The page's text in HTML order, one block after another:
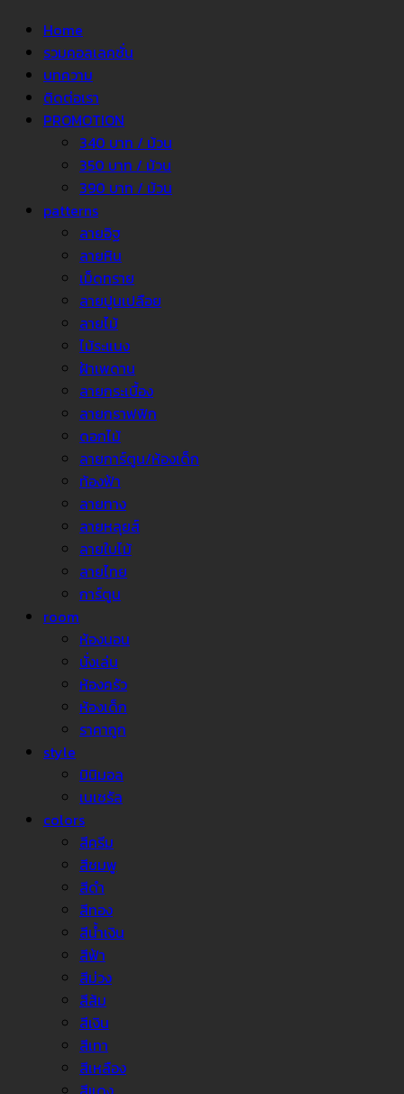
Home
รวมคอลเลคชั่น
บทความ
ติดต่อเรา
PROMOTION
340 บาท / ม้วน
350 บาท / ม้วน
390 บาท / ม้วน
patterns
ลายอิฐ
ลายหิน
เม็ดทราย
ลายปูนเปลือย
ลายไม้
ไม้ระแนง
ฝ้าเพดาน
ลายกระเบื้อง
ลายกราฟฟิก
ดอกไม้
ลายการ์ตูน/ห้องเด็ก
ท้องฟ้า
ลายทาง
ลายหลุยส์
ลายใบไม้
ลายไทย
การ์ตูน
room
ห้องนอน
นั่งเล่น
ห้องครัว
ห้องเด็ก
ราคาถูก
style
มินิมอล
เนเชรัล
colors
สีครีม
สีชมพู
สีดำ
สีทอง
สีน้ำเงิน
สีฟ้า
สีม่วง
สีส้ม
สีเงิน
สีเทา
สีเหลือง